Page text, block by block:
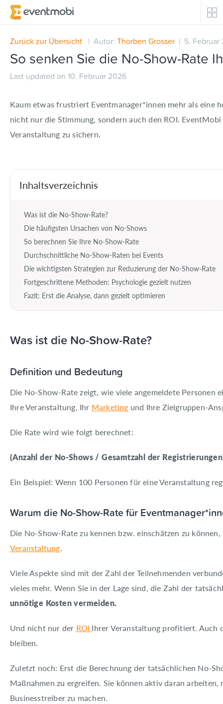
Kernprodukte
Teilnehmerengagement
Erfolgsgeschichten
Top Branchen
Über EventMobi
Technologiebranche
Gesundheitswesen
Finanzbranche
Preise
Zurück zur Übersicht | Autor: Thorben Grosser | 5. Februar
So senken Sie die No-Show-Rate
Last updated on 10. Februar 2026
Kaum etwas frustriert Eventmanager*innen mehr als eine
nicht nur die Stimmung, sondern auch den ROI.
Veranstaltung zu sichern.
Inhaltsverzeichnis
Was ist die No-Show-Rate?
Die häufigsten Ursachen von No-Shows
So berechnen Sie Ihre No-Show-Rate
Durchschnittliche No-Show-Raten bei Events
Die wichtigsten Strategien zur Reduzierung der No-Show-Rate
Fortgeschrittene Methoden: Psychologie gezielt nutzen
Fazit: Erst die Analyse, dann gezielt optimieren
Was ist die No-Show-Rate?
Definition und Bedeutung
Die No-Show-Rate zeigt, wie viele angemeldete Personen
Ihre Veranstaltung, Ihr Marketing und Ihre Zielgruppen-
Die Rate wird wie folgt berechnet:
(Anzahl der No-Shows / Gesamtzahl der
Ein Beispiel: Wenn 100 Personen für eine Veranstaltung
Warum die No-Show-Rate für
Die No-Show-Rate zu kennen bzw. einschätzen zu
Veranstaltung.
Viele Aspekte sind mit der Zahl der Teilnehmenden
vieles mehr. Wenn Sie in der Lage sind, die Zahl der
unnötige Kosten vermeiden.
Und nicht nur der ROI Ihrer Veranstaltung profitiert. Auch
bleiben.
Zuletzt noch: Erst die Berechnung der tatsächlichen No-
Maßnahmen zu ergreifen. Sie können aktiv daran
Businesstreiber zu machen.